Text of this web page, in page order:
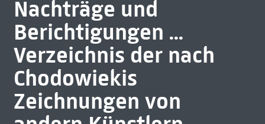
Nachträge und
Berichtigungen ...
Verzeichnis der nach
Chodowiekis
Zeichnungen von